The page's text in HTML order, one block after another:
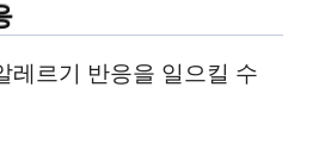
레르기 반응을 일으킬 수